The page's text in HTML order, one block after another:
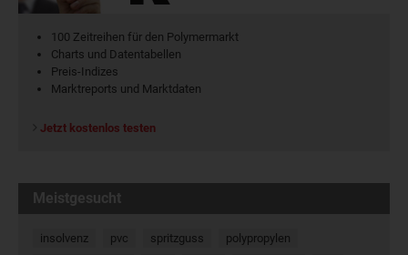
100 Zeitreihen für den Polymermarkt
Charts und Datentabellen
Preis-Indizes
Marktreports und Marktdaten
Jetzt kostenlos testen
Meistgesucht
insolvenz pvc spritzguss
polypropylen